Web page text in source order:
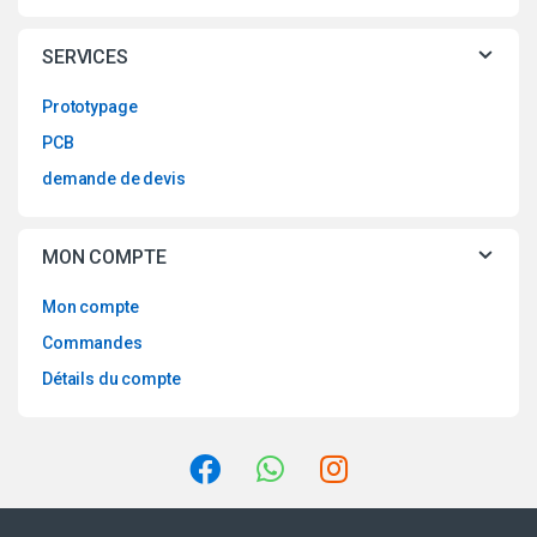
SERVICES
Prototypage
PCB
demande de devis
MON COMPTE
Mon compte
Commandes
Détails du compte